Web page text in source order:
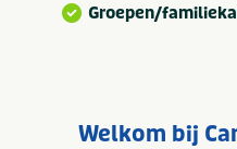
Groepen/
Welkom bij